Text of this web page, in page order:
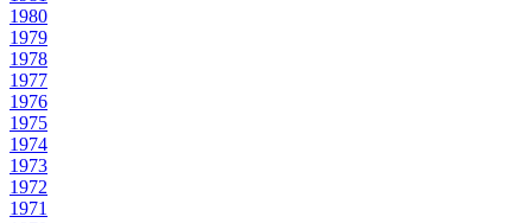
1980
1979
1978
1977
1976
1975
1974
1973
1972
1971